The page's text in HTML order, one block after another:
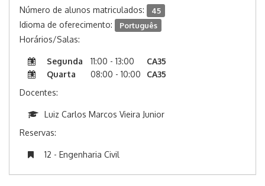
Número de alunos matriculados: 45
Idioma de oferecimento: Português
Horários/Salas:
Segunda 11:00 - 13:00
CA35
Quarta
08:00 - 10:00
CA35
Docentes:
Luiz Carlos Marcos Vieira Junior
Reservas:
12 - Engenharia Civil